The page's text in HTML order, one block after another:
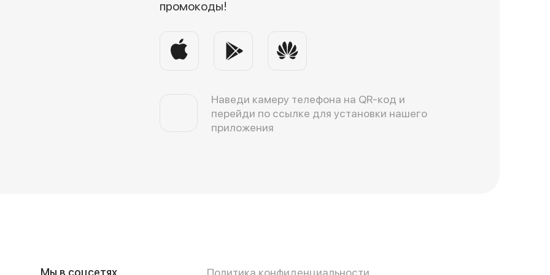
промокоды!
Наведи камеру телефона на QR-код и
перейди по ссылке для установки нашего
приложения
Мы в соцсетях Политика конфиденциальности